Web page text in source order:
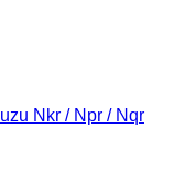
Nkr / Npr / Nqr